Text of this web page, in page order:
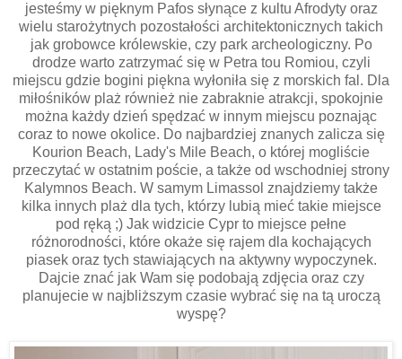
jesteśmy w pięknym Pafos słynące z kultu Afrodyty oraz
wielu starożytnych pozostałości architektonicznych takich
jak grobowce królewskie, czy park archeologiczny. Po
drodze warto zatrzymać się w Petra tou Romiou, czyli
miejscu gdzie bogini piękna wyłoniła się z morskich fal. Dla
miłośników plaż również nie zabraknie atrakcji, spokojnie
można każdy dzień spędzać w innym miejscu poznając
coraz to nowe okolice. Do najbardziej znanych zalicza się
Kourion Beach, Lady's Mile Beach, o której mogliście
przeczytać w ostatnim poście, a także od wschodniej strony
Kalymnos Beach. W samym Limassol znajdziemy także
kilka innych plaż dla tych, którzy lubią mieć takie miejsce
pod ręką ;) Jak widzicie Cypr to miejsce pełne
różnorodności, które okaże się rajem dla kochających
piasek oraz tych stawiających na aktywny wypoczynek.
Dajcie znać jak Wam się podobają zdjęcia oraz czy
planujecie w najbliższym czasie wybrać się na tą uroczą
wyspę?